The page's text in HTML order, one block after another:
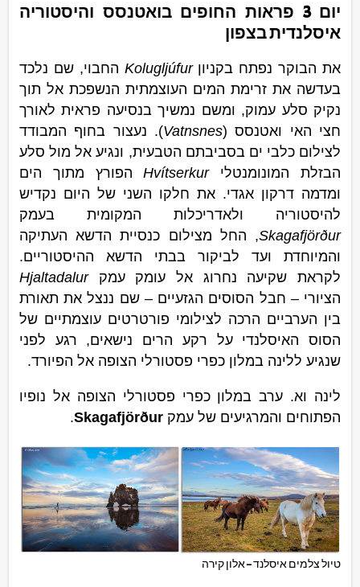
יום 3 פראות החופים בואטנסס והיסטוריה
איסלנדית בצפון
את הבוקר נפתח בקניוןKolugljúfur החבוי, שם נלכד
בעדשה את זרימת המים העוצמתית הנשפכת אל תוך
נקיק סלע עמוק, ומשם נמשיך בנסיעה פראית לאורך
חצי האי ואטנסס (Vatnsnes). נעצור בחוף המבודד
לצילום כלבי ים בסביבתם הטבעית, ונגיע אל מול סלע
הבזלת המונומנטליHvítserkurהפורץ מתוך הים
ומדמה דרקון אגדי. את חלקו השני של היום נקדיש
להיסטוריה ולאדריכלות המקומית בעמק
Skagafjörður, החל מצילום כנסיית הדשא העתיקה
והמיוחדת ועד לביקור בבתי הדשא ההיסטוריים.
לקראת שקיעה נחרוג אל עומק עמקHjaltadalur
הציורי – חבל הסוסים הגזעיים – שם ננצל את תאורת
בין הערביים הרכה לצילומי פורטרטים עוצמתיים של
הסוס האיסלנדי על רקע הרים נישאים, רגע לפני
שנגיע ללינה במלון כפרי פסטורלי הצופה אל הפיורד.
לינה וא. ערב במלון כפרי פסטורלי הצופה אל נופיו
הפתוחים והמרגיעים של עמק Skagafjörður
.
טיול צלמים איסלנד – אלון קירה